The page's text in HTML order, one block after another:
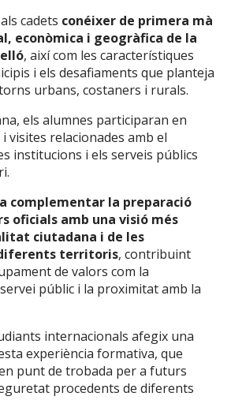
cadets conéixer de primera mà
econòmica i geogràfica de la
, així com les característiques
i els desafiaments que planteja
urbans, costaners i rurals.
els alumnes participaran en
visites relacionades amb el
institucions i els serveis públics
complementar la preparació
oficials amb una visió més
ciutadana i de les
territoris, contribuint
de valors com la
públic i la proximitat amb la
internacionals afegix una
experiència formativa, que
punt de trobada per a futurs
procedents de diferents